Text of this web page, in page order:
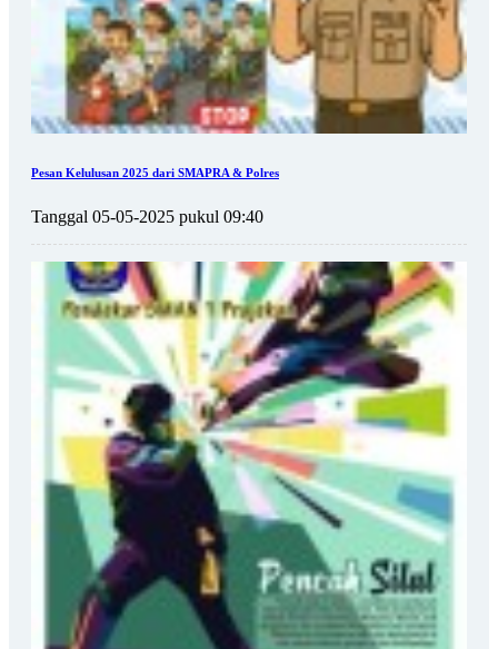
Pesan Kelulusan 2025 dari SMAPRA & Polres
Tanggal 05-05-2025 pukul 09:40